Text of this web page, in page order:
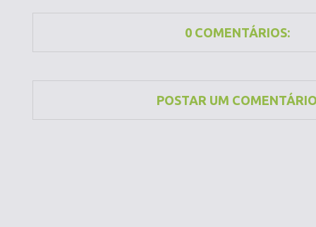
0 COMENTÁRIOS:
POSTAR UM